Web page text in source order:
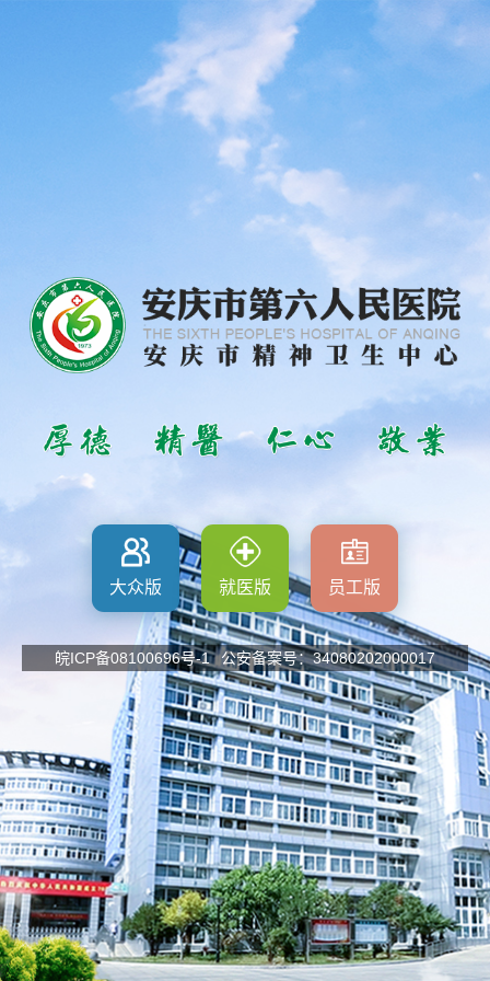
大众版 就医版 员工版
皖ICP备08100696号-1 公安备案号：34080202000017